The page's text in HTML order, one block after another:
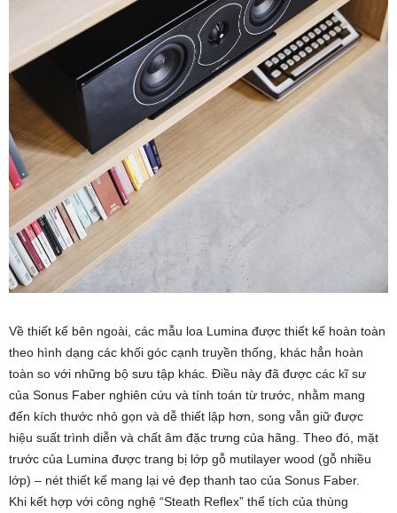
Về thiết kế bên ngoài, các mẫu loa Lumina được thiết kế hoàn toàn
theo hình dạng các khối góc cạnh truyền thống, khác hẳn hoàn
toàn so với những bộ sưu tập khác. Điều này đã được các kĩ sư
của Sonus Faber nghiên cứu và tính toán từ trước, nhằm mang
đến kích thước nhỏ gọn và dễ thiết lập hơn, song vẫn giữ được
hiệu suất trình diễn và chất âm đặc trưng của hãng. Theo đó, mặt
trước của Lumina được trang bị lớp gỗ mutilayer wood (gỗ nhiều
lớp) – nét thiết kế mang lại vẻ đẹp thanh tao của Sonus Faber.
Khi kết hợp với công nghệ “Steath Reflex” thể tích của thùng